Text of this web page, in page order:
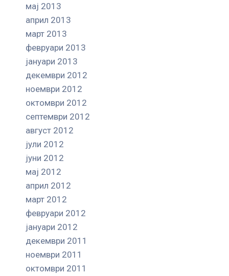
мај 2013
април 2013
март 2013
февруари 2013
јануари 2013
декември 2012
ноември 2012
октомври 2012
септември 2012
август 2012
јули 2012
јуни 2012
мај 2012
април 2012
март 2012
февруари 2012
јануари 2012
декември 2011
ноември 2011
октомври 2011